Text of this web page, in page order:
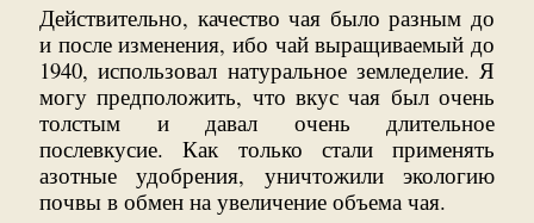
Действительно, качество чая было разным до
и после изменения, ибо чай выращиваемый до
1940, использовал натуральное земледелие. Я
могу предположить, что вкус чая был очень
толстым и давал очень длительное
послевкусие. Как только стали применять
азотные удобрения, уничтожили экологию
почвы в обмен на увеличение объема чая.